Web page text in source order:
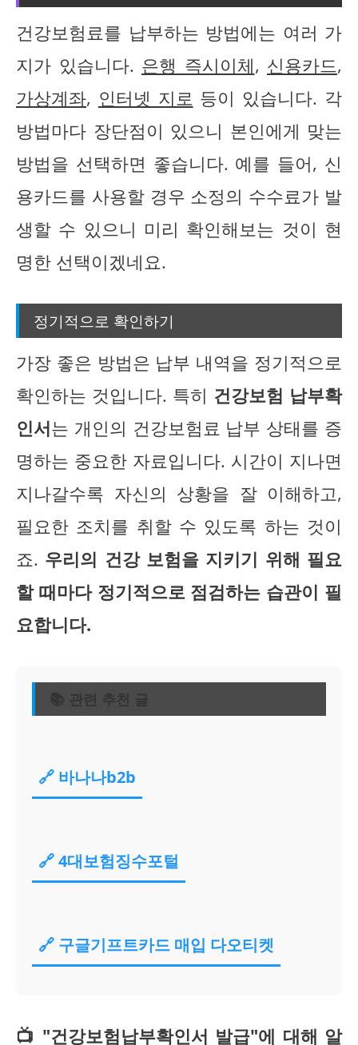
건강보험료를 납부하는 방법에는 여러 가
지가 있습니다. 은행 즉시이체, 신용카드,
가상계좌, 인터넷 지로 등이 있습니다. 각
방법마다 장단점이 있으니 본인에게 맞는
방법을 선택하면 좋습니다. 예를 들어, 신
용카드를 사용할 경우 소정의 수수료가 발
생할 수 있으니 미리 확인해보는 것이 현
명한 선택이겠네요.
정기적으로 확인하기
가장 좋은 방법은 납부 내역을 정기적으로
확인하는 것입니다. 특히 건강보험 납부확
인서는 개인의 건강보험료 납부 상태를 증
명하는 중요한 자료입니다. 시간이 지나면
지나갈수록 자신의 상황을 잘 이해하고,
필요한 조치를 취할 수 있도록 하는 것이
죠. 우리의 건강 보험을 지키기 위해 필요
할 때마다 정기적으로 점검하는 습관이 필
요합니다.
📚 관련 추천 글
🔗 바나나b2b
🔗 4대보험징수포털
🔗 구글기프트카드 매입 다오티켓
📺 "건강보험납부확인서 발급"에 대해 알